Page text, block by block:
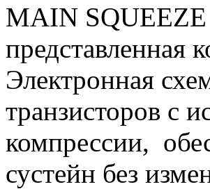
MAIN SQUEEZE
представленная
Электронная
транзисторов с
компрессии,
сустейн без